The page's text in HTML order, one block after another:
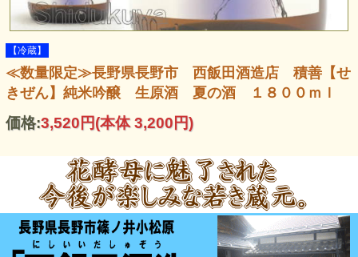
【冷蔵】
≪数量限定≫長野県長野市 西飯田酒造店 積善【せ
きぜん】純米吟醸 生原酒 夏の酒 １８００ｍｌ
価格:3,520円(本体 3,200円)